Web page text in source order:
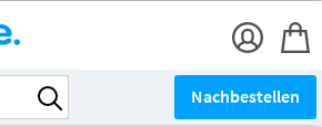
Nachbestellen